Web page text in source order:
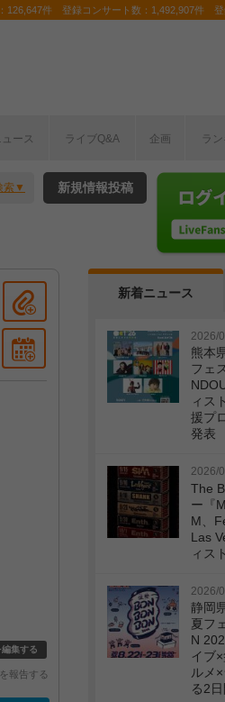
126,647件 登録コンサート数：1,492,907件 登
ュース ライブQ&A 企画 ラ
索 新規情報投稿
集する
報告する
新着ニュース
2026/
熊本
フェ
ィス
援プ
発表
2026/
The
ー『
M、
Las
ィス
2026/
静岡
夏フ
N
イブ
ルメ
る2日